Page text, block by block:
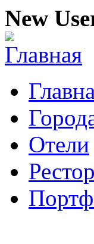
New
Отели